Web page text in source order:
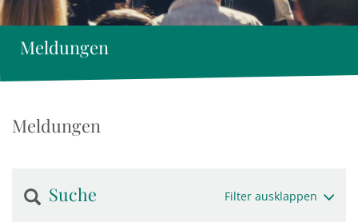
Meldungen
Meldungen
Suche Filter ausklappen